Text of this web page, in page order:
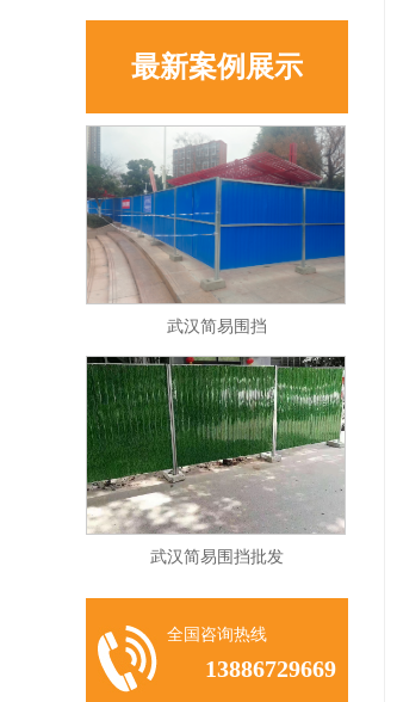
最新案例展示
武汉简易围挡
武汉简易围挡批发
全国咨询热线
13886729669